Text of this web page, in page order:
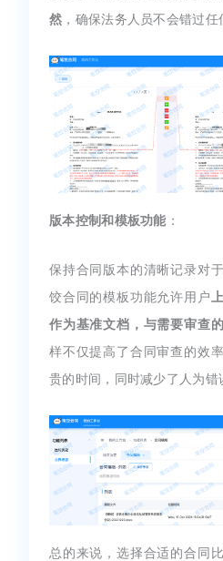
然 ，确保法务人员不会错过任
版本控制和模板功能 ：
保持合同版本的清晰记录对
饺合同的模板功能允许用户
作为基准文档，与需要审查
样不仅提高了合同审查的效
贵的时间，同时减少了人为错
总的来说，选择合适的合同